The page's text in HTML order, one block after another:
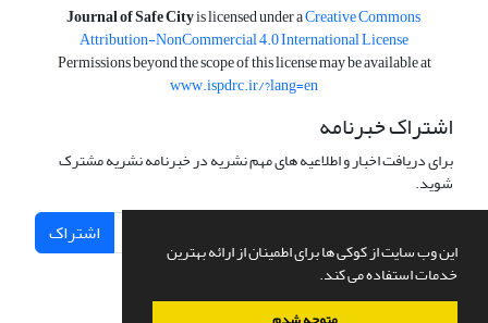
این وب سایت از کوکی ها برای اطمینان از ارائه بهترین
خدمات استفاده می کند.
Journal of Safe City
is licensed under aCreative Commons
Attribution-NonCommercial 4.0 International License
Permissions beyond the scope of this license may be available at
www.ispdrc.ir/?lang=en
اشتراک خبرنامه
برای دریافت اخبار و اطلاعیه های مهم نشریه در خبرنامه نشریه مشترک
شوید.
اشتراک